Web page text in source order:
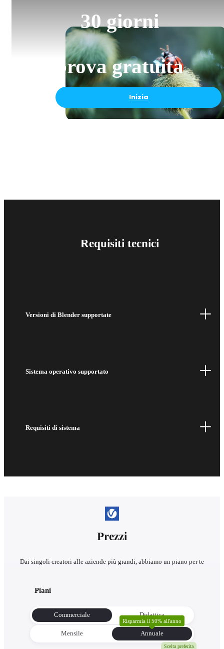
30 giorni
prova gratuita
Inizia
Requisiti tecnici
Versioni di Blender supportate
Sistema operativo supportato
Requisiti di sistema
Prezzi
Dai singoli creatori alle aziende più grandi, abbiamo un piano per te
Piani
Commerciale Didattica
Mensile Annuale
Risparmia il 50% all'anno
Scelta preferita